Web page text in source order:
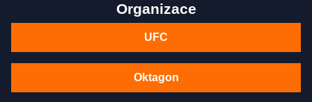
Organizace
UFC
Oktagon